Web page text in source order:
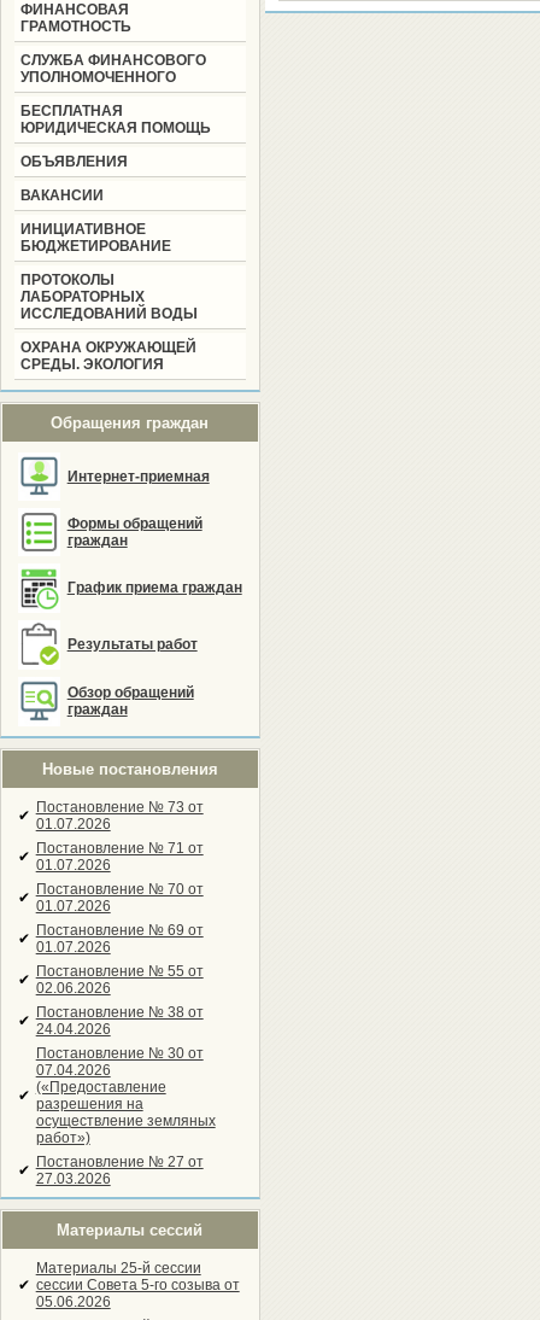
ФИНАНСОВАЯ
ГРАМОТНОСТЬ
СЛУЖБА ФИНАНСОВОГО
УПОЛНОМОЧЕННОГО
БЕСПЛАТНАЯ
ЮРИДИЧЕСКАЯ ПОМОЩЬ
ОБЪЯВЛЕНИЯ
ВАКАНСИИ
ИНИЦИАТИВНОЕ
БЮДЖЕТИРОВАНИЕ
ПРОТОКОЛЫ
ЛАБОРАТОРНЫХ
ИССЛЕДОВАНИЙ ВОДЫ
ОХРАНА ОКРУЖАЮЩЕЙ
СРЕДЫ. ЭКОЛОГИЯ
Обращения граждан
Интернет-приемная
Формы обращений
граждан
График приема граждан
Результаты работ
Обзор обращений
граждан
Новые постановления
✔ Постановление № 73 от
01.07.2026
✔ Постановление № 71 от
01.07.2026
✔ Постановление № 70 от
01.07.2026
✔ Постановление № 69 от
01.07.2026
✔ Постановление № 55 от
02.06.2026
✔ Постановление № 38 от
24.04.2026
✔
Постановление № 30 от
07.04.2026
(«Предоставление
разрешения на
осуществление земляных
работ»)
✔ Постановление № 27 от
27.03.2026
Материалы сессий
✔
Материалы 25-й сессии
сессии Совета 5-го созыва от
05.06.2026